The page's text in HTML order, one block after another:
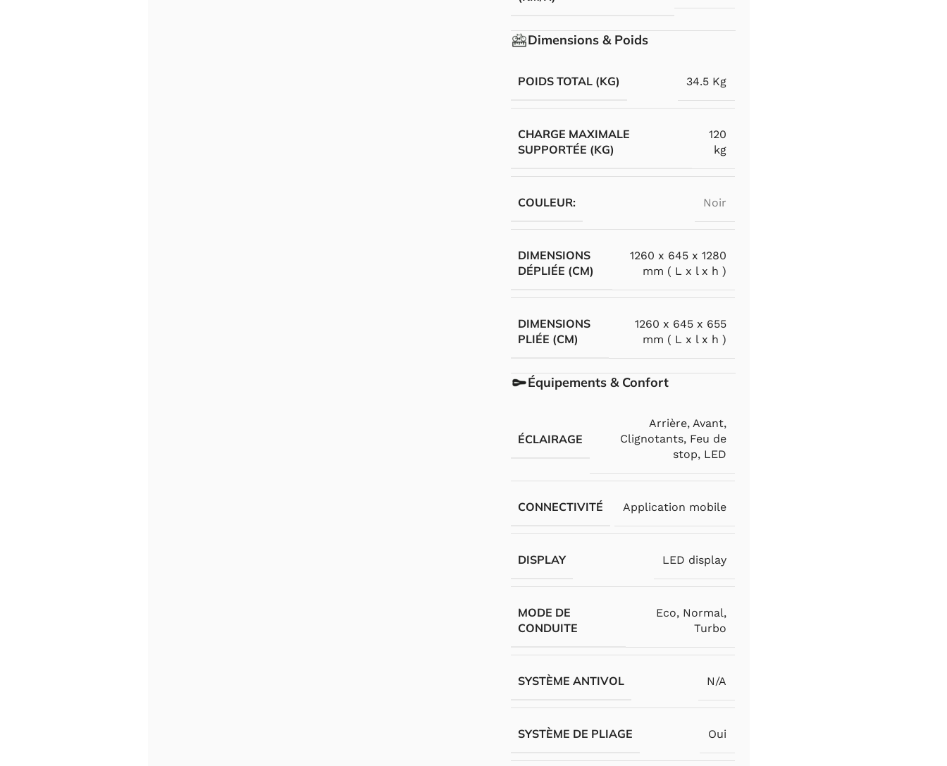
Dimensions & Poids
POIDS TOTAL (KG) 34.5 Kg
CHARGE MAXIMALE
SUPPORTÉE (KG)
120
kg
COULEUR: Noir
DIMENSIONS
DÉPLIÉE (CM)
1260 x 645 x 1280
mm ( L x l x h )
DIMENSIONS
PLIÉE (CM)
1260 x 645 x 655
mm ( L x l x h )
Équipements & Confort
ÉCLAIRAGE
Arrière,Avant,
Clignotants, Feu de
stop, LED
CONNECTIVITÉ Application mobile
DISPLAY LED display
MODE DE
CONDUITE
Eco, Normal,
Turbo
SYSTÈME ANTIVOL N/A
SYSTÈME DE PLIAGE Oui